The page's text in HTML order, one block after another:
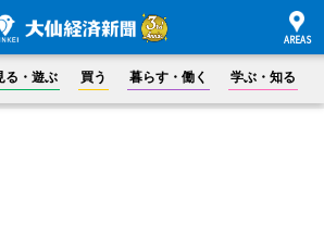
る・遊ぶ 買う 暮らす・働く 学ぶ・知る